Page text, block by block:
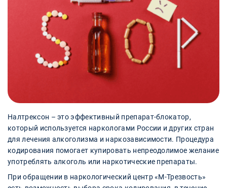
Налтрексон – это эффективный препарат-блокатор,
который используется наркологами России и других стран
для лечения алкоголизма и наркозависимости. Процедура
кодирования помогает купировать непреодолимое желание
употреблять алкоголь или наркотические препараты.
При обращении в наркологический центр «М-Трезвость»